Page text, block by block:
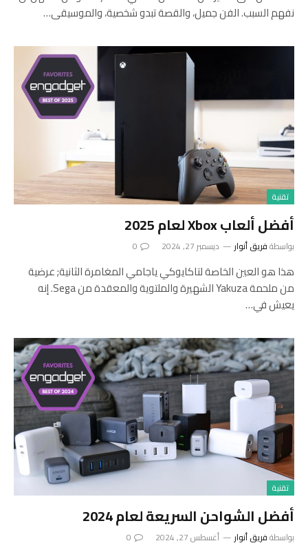
نفهم السبب. الفن جميل، والقصة تبدو شخصية، والموسيقى…
تقنية
أفضل ألعاب Xbox لعام 2025
بواسطةفريق أنوار ديسمبر 27, 2024 0
هذا هو العين الخاصة لتاكايوكي ياجامي المغامرة الثانية; عرضية
من ملحمة Yakuza الشهيرة والملتوية والمعقدة من Sega. إنه
يعيش في…
تقنية
أفضل الشواحن السريعة لعام 2024
بواسطةفريق أنوار أغسطس 27, 2024 0